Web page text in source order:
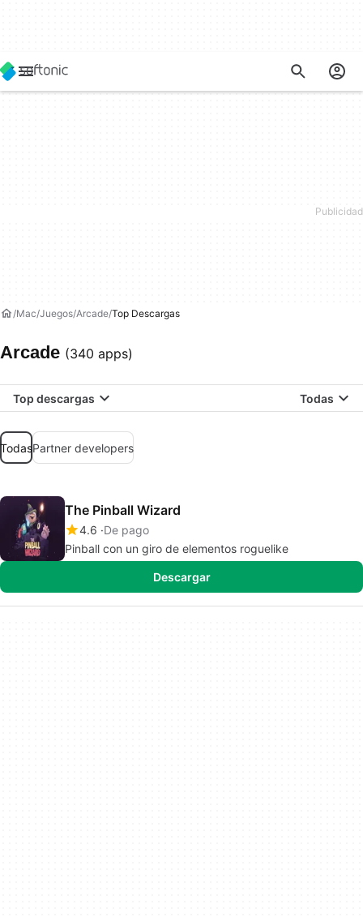
Mac Juegos Arcade Top Descargas
Arcade (340 apps)
Top descargas Todas
TodasPartner developers
The Pinball Wizard
4.6 De pago
Pinball con un giro de elementos roguelike
Descargar